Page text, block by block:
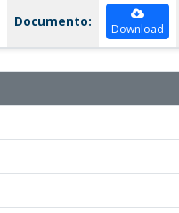
Documento: Download